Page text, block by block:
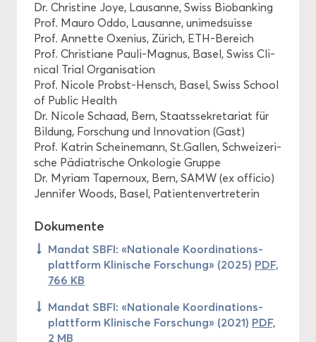
Dr. Chris­ti­ne Joye, Lau­sanne, Swiss Bio­ban­king
Prof. Mauro Oddo, Lau­sanne, uni­med­suis­se
Prof. An­net­te Oxe­ni­us, Zü­rich, ETH-​Bereich
Prof. Chris­tia­ne Pauli-​Magnus, Basel, Swiss Cli­
ni­cal Trial Or­ga­ni­sa­ti­on
Prof. Ni­co­le Probst-​Hensch, Basel, Swiss School
of Pu­blic Health
Dr. Ni­co­le Schaad, Bern, Staats­se­kre­ta­ri­at für
Bil­dung, For­schung und In­no­va­ti­on (Gast)
Prof. Kat­rin Schei­ne­mann, St.Gal­len, Schwei­ze­ri­
sche Päd­ia­tri­sche On­ko­lo­gie Grup­pe
Dr. My­ri­am Ta­per­noux, Bern, SAMW (ex of­fi­cio)
Jen­ni­fer Woods, Basel, Pa­ti­en­ten­ver­tre­te­rin
Do­ku­men­te
Man­dat SBFI: «Na­tio­na­le Ko­or­di­na­ti­ons­
platt­form Kli­ni­sche For­schung» (2025) PDF,
766 KB
Man­dat SBFI: «Na­tio­na­le Ko­or­di­na­ti­ons­
platt­form Kli­ni­sche For­schung» (2021) PDF,
2 MB